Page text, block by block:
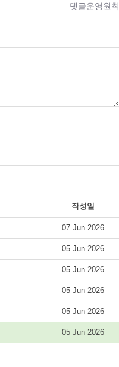
댓글운영원칙
작성일
07 Jun 2026
05 Jun 2026
05 Jun 2026
05 Jun 2026
05 Jun 2026
05 Jun 2026